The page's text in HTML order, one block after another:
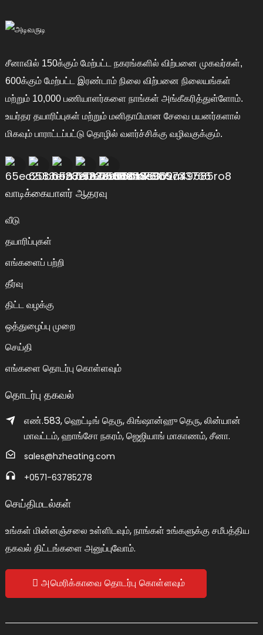
சீனாவில் 150க்கும் மேற்பட்ட நகரங்களில் விற்பனை முகவர்கள்,
600க்கும் மேற்பட்ட இரண்டாம் நிலை விற்பனை நிலையங்கள்
மற்றும் 10,000 பணியாளர்களை நாங்கள் அங்கீகரித்துள்ளோம்.
உயர்தர தயாரிப்புகள் மற்றும் மனிதாபிமான சேவை பயனர்களால்
மிகவும் பாராட்டப்பட்டு தொழில் வளர்ச்சிக்கு வழிவகுக்கும்.
வாடிக்கையாளர் ஆதரவு
வீடு
தயாரிப்புகள்
எங்களைப் பற்றி
தீர்வு
திட்ட வழக்கு
ஒத்துழைப்பு முறை
செய்தி
எங்களை தொடர்பு கொள்ளவும்
தொடர்பு தகவல்
எண்.583, ஹெட்டிங் தெரு, கிங்ஷான்ஹு தெரு, லின்யான்
மாவட்டம், ஹாங்சோ நகரம், ஜெஜியாங் மாகாணம், சீனா.
sales@hzheating.com
+0571-63785278
செய்திமடல்கள்
உங்கள் மின்னஞ்சலை உள்ளிடவும், நாங்கள் உங்களுக்கு சமீபத்திய
தகவல் திட்டங்களை அனுப்புவோம்.
அமெரிக்காவை தொடர்பு கொள்ளவும்